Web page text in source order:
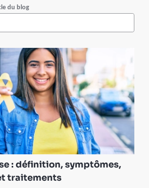
du blog
: définition, symptômes,
traitements